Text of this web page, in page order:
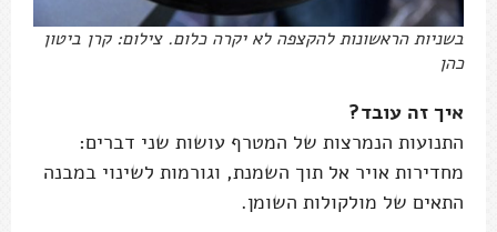
בשניות הראשונות להקצפה לא יקרה כלום. צילום: קרן ביטון
כהן
איך זה עובד?
התנועות הנמרצות של המטרף עושות שני דברים:
מחדירות אויר אל תוך השמנת, וגורמות לשינוי במבנה
התאים של מולקולות השומן.